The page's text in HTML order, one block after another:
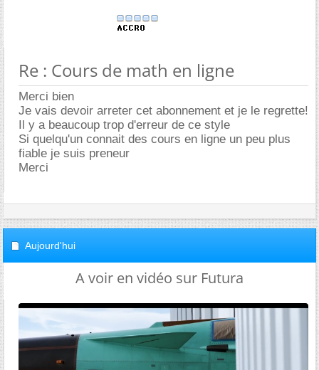
Re : Cours de math en ligne
Merci bien
Je vais devoir arreter cet abonnement et je le regrette!
Il y a beaucoup trop d'erreur de ce style
Si quelqu'un connait des cours en ligne un peu plus
fiable je suis preneur
Merci
Aujourd'hui
A voir en vidéo sur Futura